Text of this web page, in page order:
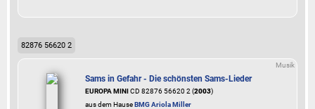
82876 56620 2
Musik
Sams in Gefahr - Die schönsten Sams-Lieder
EUROPA MINICD 82876 56620 2 (2003)
aus dem HauseBMG Ariola Miller